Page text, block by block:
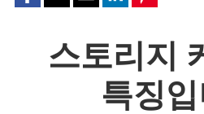
스토리지
특징